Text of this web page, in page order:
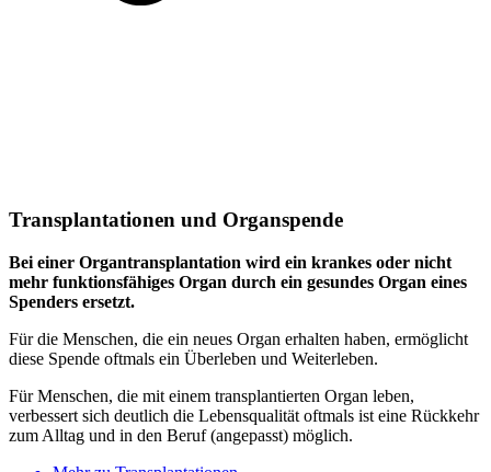
Transplantationen und Organspende
Bei einer Organtransplantation wird ein krankes oder nicht
mehr funktionsfähiges Organ durch ein gesundes Organ eines
Spenders ersetzt.
Für die Menschen, die ein neues Organ erhalten haben, ermöglicht
diese Spende oftmals ein Überleben und Weiterleben.
Für Menschen, die mit einem transplantierten Organ leben,
verbessert sich deutlich die Lebensqualität oftmals ist eine Rückkehr
zum Alltag und in den Beruf (angepasst) möglich.